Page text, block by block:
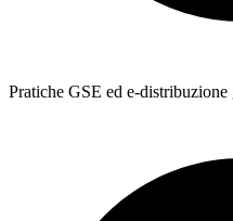
Pratiche GSE ed e-distribuzione